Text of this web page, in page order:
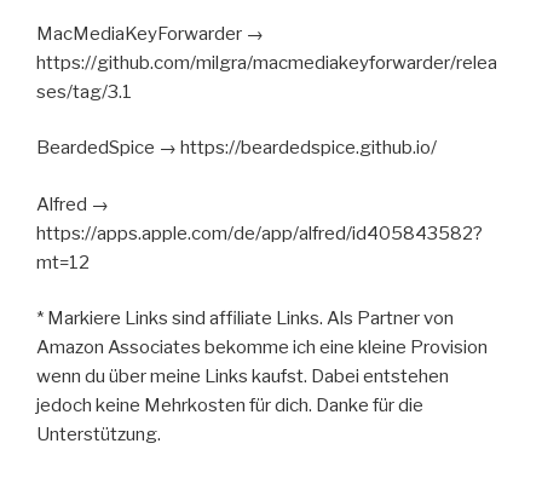
MacMediaKeyForwarder →
https://github.com/milgra/macmediakeyforwarder/relea
ses/tag/3.1
BeardedSpice → https://beardedspice.github.io/
Alfred →
https://apps.apple.com/de/app/alfred/id405843582?
mt=12
* Markiere Links sind affiliate Links. Als Partner von
Amazon Associates bekomme ich eine kleine Provision
wenn du über meine Links kaufst. Dabei entstehen
jedoch keine Mehrkosten für dich. Danke für die
Unterstützung.